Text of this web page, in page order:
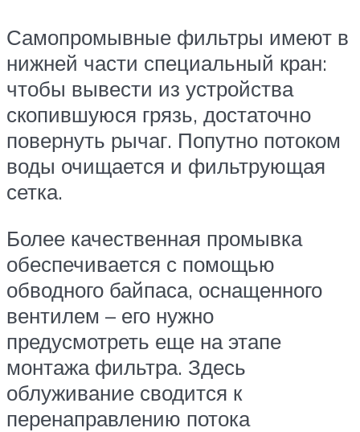
Самопромывные фильтры имеют в
нижней части специальный кран:
чтобы вывести из устройства
скопившуюся грязь, достаточно
повернуть рычаг. Попутно потоком
воды очищается и фильтрующая
сетка.
Более качественная промывка
обеспечивается с помощью
обводного байпаса, оснащенного
вентилем – его нужно
предусмотреть еще на этапе
монтажа фильтра. Здесь
облуживание сводится к
перенаправлению потока